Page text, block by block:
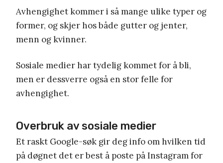
Avhengighet kommer i så mange ulike typer og
former, og skjer hos både gutter og jenter,
menn og kvinner.
Sosiale medier har tydelig kommet for å bli,
men er dessverre også en stor felle for
avhengighet.
Overbruk av sosiale medier
Et raskt Google-søk gir deg info om hvilken tid
på døgnet det er best å poste på Instagram for